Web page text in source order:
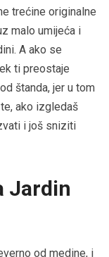
trećine originalne
malo umijeća i
A ako se
ti preostaje
štanda, jer u tom
ako izgledaš
i još sniziti
Jardin
od medine, i